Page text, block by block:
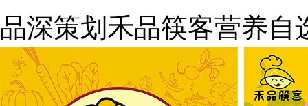
品深策划禾品筷客营养自